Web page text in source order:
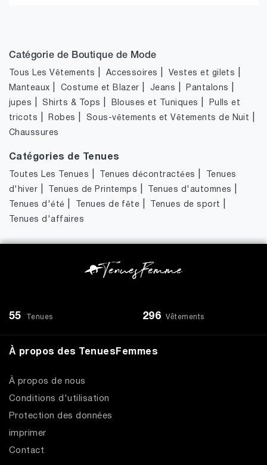
Catégorie de Boutique de Mode
Tous Les Vêtements Accessoires Vestes et gilets
Manteaux Costume et Blazer Jeans Pantalons
jupes |Shirts & Tops Blouses et Tuniques
Pulls et
tricots
Robes Sous-vêtements et Vêtements de Nuit
Chaussures
Catégories de Tenues
Toutes Les Tenues Tenues décontractées
Tenues
d'hiver
Tenues de Printemps Tenues d'automnes
Tenues d'été Tenues de fête Tenues de sport
Tenues d'affaires
55 Tenues 296 Vêtements
À propos des TenuesFemmes
À propos de nous
Conditions d'utilisation
Protection des données
imprimer
Contact